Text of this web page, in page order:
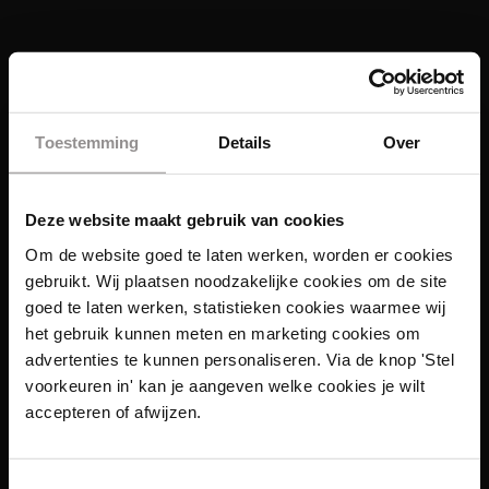
Toestemming Details Over
Deze website maakt gebruik van cookies
Om de website goed te laten werken, worden er cookies
gebruikt. Wij plaatsen noodzakelijke cookies om de site
goed te laten werken, statistieken cookies waarmee wij
het gebruik kunnen meten en marketing cookies om
advertenties te kunnen personaliseren. Via de knop 'Stel
voorkeuren in' kan je aangeven welke cookies je wilt
accepteren of afwijzen.
Links
Functies